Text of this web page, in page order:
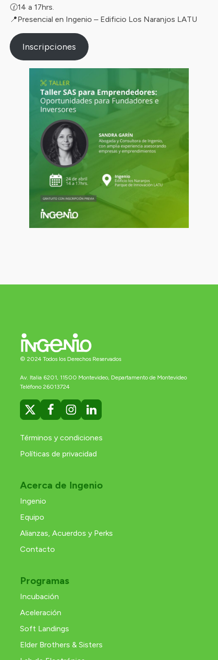
🕜14 a 17hrs.
📍Presencial en Ingenio – Edificio Los Naranjos LATU
Inscripciones
© 2024 Todos los Derechos Reservados
Av. Italia 6201, 11500 Montevideo, Departamento de Montevideo
Teléfono 26013724
Términos y condiciones
Políticas de privacidad
Acerca de Ingenio
Ingenio
Equipo
Alianzas, Acuerdos y Perks
Contacto
Programas
Incubación
Aceleración
Soft Landings
Elder Brothers & Sisters